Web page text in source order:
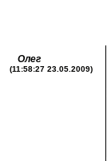
Олег
(11:58:27 23.05.2009)